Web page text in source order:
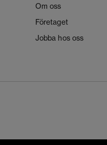
Om oss
Företaget
Jobba hos oss